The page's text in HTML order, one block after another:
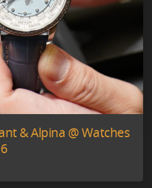
& Alpina @ Watches